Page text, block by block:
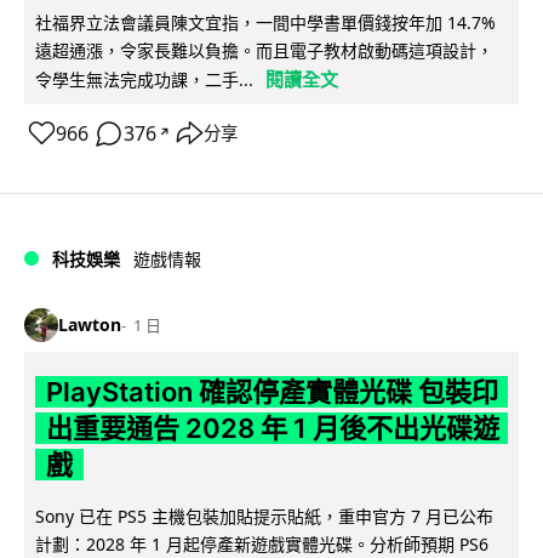
社福界立法會議員陳文宜指，一間中學書單價錢按年加 14.7%
遠超通漲，令家長難以負擔。而且電子教材啟動碼這項設計，
令學生無法完成功課，二手...
閱讀全文
966 376 ↗ 分享
科技娛樂 遊戲情報
Lawton 1 日
PlayStation 確認停產實體光碟 包裝印
出重要通告 2028 年 1 月後不出光碟遊
戲
Sony 已在 PS5 主機包裝加貼提示貼紙，重申官方 7 月已公布
計劃：2028 年 1 月起停產新遊戲實體光碟。分析師預期 PS6